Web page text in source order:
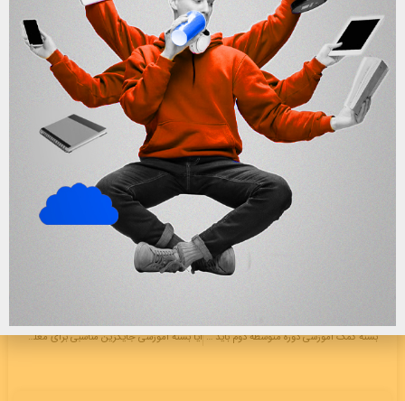
2- آیا دانش آموز باید فقط از بسته کمک آموزشی به جا کتاب
استفاده کند؟
خیر، بسته های کمک آموزشی به عنوان یک بسته تکمیلی در کنار
کتاب کاربرد داشته و برای یادگیری مباحث پیشرفته استفاده
می‌شود.
مزایای بسته های کمک آموزشی برای دانش آموزان دوره
بسته کمک آموزشی دوره متوسطه دوم باید چه ویژگی هایی داشته باشد؟ آیا بسته آموزشی جایگزین مناسبی برای معلم خصوصی است؟